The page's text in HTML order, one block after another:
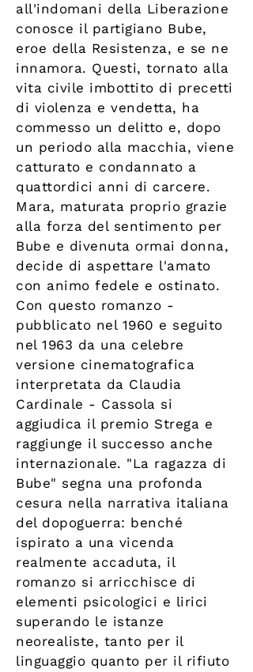
all'indomani della Liberazione
conosce il partigiano Bube,
eroe della Resistenza, e se ne
innamora. Questi, tornato alla
vita civile imbottito di precetti
di violenza e vendetta, ha
commesso un delitto e, dopo
un periodo alla macchia, viene
catturato e condannato a
quattordici anni di carcere.
Mara, maturata proprio grazie
alla forza del sentimento per
Bube e divenuta ormai donna,
decide di aspettare l'amato
con animo fedele e ostinato.
Con questo romanzo -
pubblicato nel 1960 e seguito
nel 1963 da una celebre
versione cinematografica
interpretata da Claudia
Cardinale - Cassola si
aggiudica il premio Strega e
raggiunge il successo anche
internazionale. "La ragazza di
Bube" segna una profonda
cesura nella narrativa italiana
del dopoguerra: benché
ispirato a una vicenda
realmente accaduta, il
romanzo si arricchisce di
elementi psicologici e lirici
superando le istanze
neorealiste, tanto per il
linguaggio quanto per il rifiuto